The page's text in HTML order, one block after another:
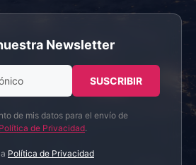
Newsletter
de mis datos para el envío de
Política de Privacidad.
Política de Privacidad